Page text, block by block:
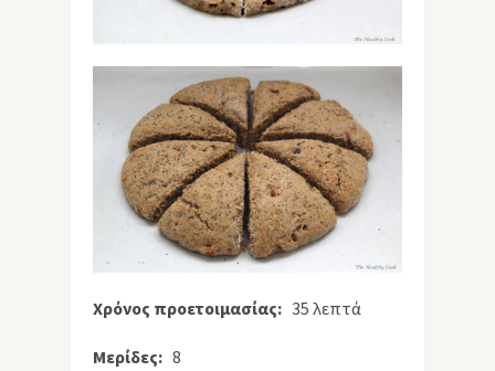
Χρόνος προετοιμασίας: 35 λεπτά
Μερίδες: 8